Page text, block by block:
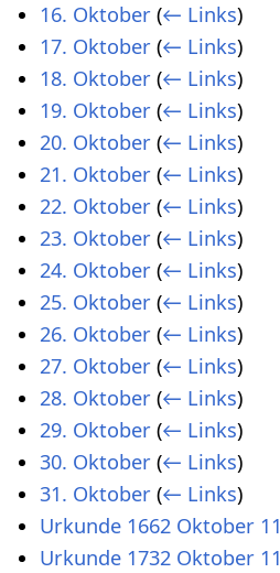
16. Oktober (← Links)
17. Oktober (← Links)
18. Oktober (← Links)
19. Oktober (← Links)
20. Oktober (← Links)
21. Oktober (← Links)
22. Oktober (← Links)
23. Oktober (← Links)
24. Oktober (← Links)
25. Oktober (← Links)
26. Oktober (← Links)
27. Oktober (← Links)
28. Oktober (← Links)
29. Oktober (← Links)
30. Oktober (← Links)
31. Oktober (← Links)
Urkunde 1662 Oktober 11
Urkunde 1732 Oktober 11